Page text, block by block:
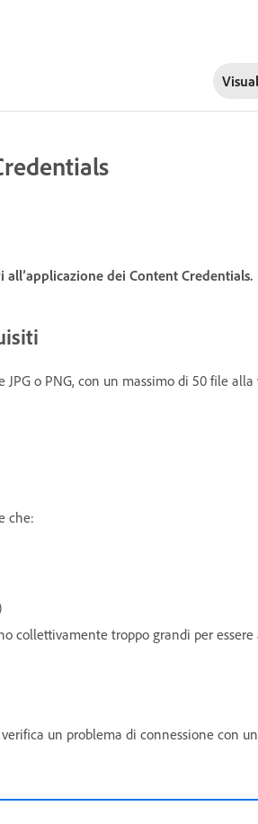
dei Content Credentials.
o PNG, con un massimo di 50 file
che:
collettivamente troppo grandi per
un problema di connessione con